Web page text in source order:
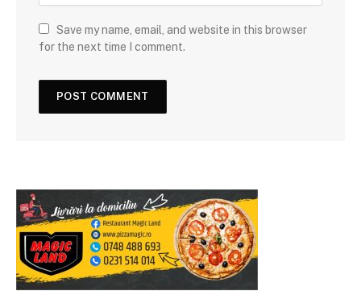
Save my name, email, and website in this browser
for the next time I comment.